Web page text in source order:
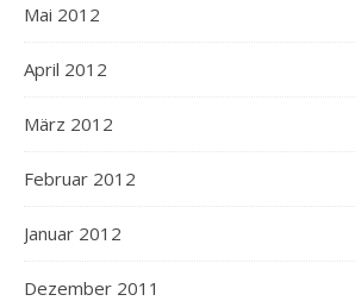
Mai 2012
April 2012
März 2012
Februar 2012
Januar 2012
Dezember 2011